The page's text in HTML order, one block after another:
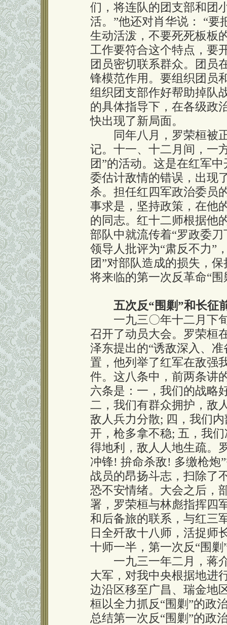
们，将连队的团支部和团
活。”他还对肖华说： “要
生动活泼，不要死死板板
工作要符合这个特点，要
团员密切联系群众。团员
锋模范作用。要组织团员
组织团支部作好帮助掉队
的具体指导下，在各级政
快出现了新局面。
同年八月，罗荣桓被正
记。十一、十二月间，一
团”的活动。这是在红军
委估计敌情的错误，出现
杀。担任红四军政治委员
事求是，坚持政策，在他
的同志。红十二师根据他
部队中就流传着“罗政委
领导人批评为“肃反不力”
团”对部队造成的损失，
将来临的第一次反革命“
五次反“围剿”和长征
一九三〇年十二月下旬
召开了动员大会。罗荣桓
泽东提出的“诱敌深入、
置，他列举了红军在敌强
件。这八条中，前两条讲
六条是：一，我们的战略
二，我们有群众拥护，敌
敌人兵力分散; 四，我们
开，枪多拿不稳; 五，我
得地利，敌人人地生疏。
冲锋! 拚命杀敌! 多缴枪炮
战员的昂扬斗志，扫除了
恐不安情绪。大会之后，
署，罗荣桓与林彪指挥四
和后备旅的联系，与红三
日全歼敌十八师，活捉师
十师一半，第一次反“围
一九三一年二月，蒋介
大军，对我中央根据地进
边沿区移至广昌、瑞金地
桓以全力抓反“围剿”的政
总结第一次反“围剿”的政